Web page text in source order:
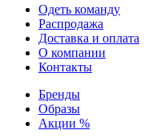
Одеть команду
Распродажа
Доставка и оплата
О компании
Контакты
Бренды
Образы
Акции %